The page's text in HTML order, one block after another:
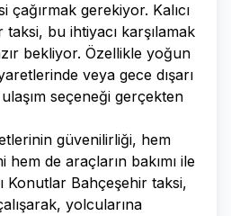
çağırmak gerekiyor. Kalıcı
bu ihtiyacı karşılamak
bekliyor. Özellikle yoğun
veya gece dışarı
seçeneği gerçekten
güvenilirliği, hem
de araçların bakımı ile
Konutlar Bahçeşehir taksi,
yolcularına